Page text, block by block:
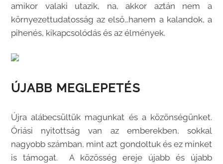
amikor valaki utazik, na, akkor aztán nem a
környezettudatosság az első…hanem a kalandok, a
pihenés, kikapcsolódás és az élmények.
ÚJABB MEGLEPETÉS
Újra alábecsültük magunkat és a közönségünket.
Óriási nyitottság van az emberekben, sokkal
nagyobb számban, mint azt gondoltuk és ez minket
is támogat. A közösség ereje újabb és újabb